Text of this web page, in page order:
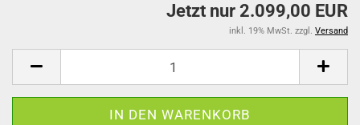
Jetzt nur 2.099,00 EUR
inkl. 19% MwSt. zzgl. Versand